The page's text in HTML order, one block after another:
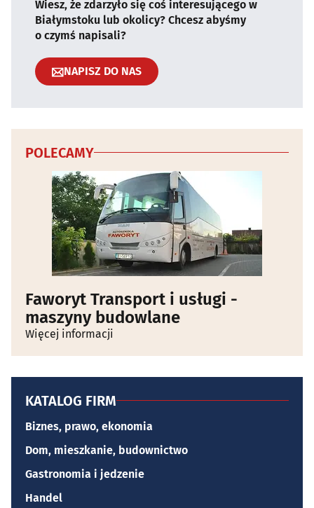
Wiesz, że zdarzyło się coś interesującego w
Białymstoku lub okolicy? Chcesz abyśmy
o czymś napisali?
NAPISZ DO NAS
POLECAMY
Faworyt Transport i usługi -
maszyny budowlane
Więcej informacji
KATALOG FIRM
Biznes, prawo, ekonomia
Dom, mieszkanie, budownictwo
Gastronomia i jedzenie
Handel